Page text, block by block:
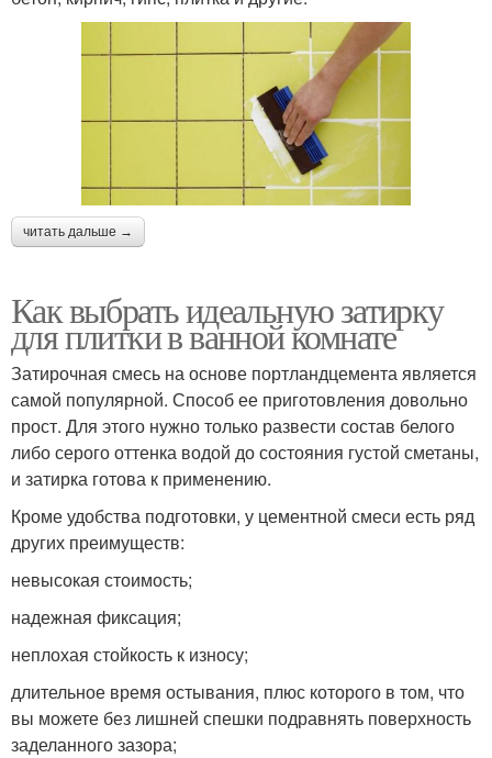
читать дальше →
Как выбрать идеальную затирку
для плитки в ванной комнате
Затирочная смесь на основе портландцемента является
самой популярной. Способ ее приготовления довольно
прост. Для этого нужно только развести состав белого
либо серого оттенка водой до состояния густой сметаны,
и затирка готова к применению.
Кроме удобства подготовки, у цементной смеси есть ряд
других преимуществ:
невысокая стоимость;
надежная фиксация;
неплохая стойкость к износу;
длительное время остывания, плюс которого в том, что
вы можете без лишней спешки подравнять поверхность
заделанного зазора;